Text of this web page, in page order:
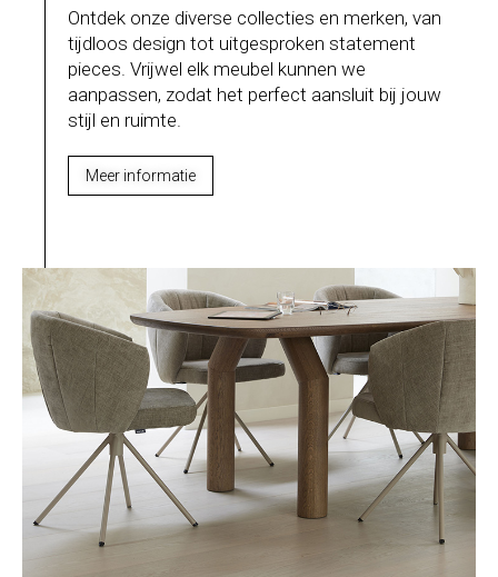
Ontdek onze diverse collecties en merken, van
tijdloos design tot uitgesproken statement
pieces. Vrijwel elk meubel kunnen we
aanpassen, zodat het perfect aansluit bij jouw
stijl en ruimte.
Meer informatie